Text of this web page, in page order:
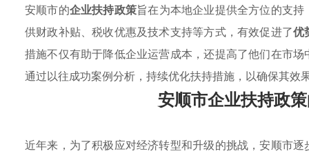
安顺市的企业扶持政策旨在为本地企业提供全方位的支
供财政补贴、税收优惠及技术支持等方式，有效促进了优
措施不仅有助于降低企业运营成本，还提高了他们在市
通过以往成功案例分析，持续优化扶持措施，以确保其效
安顺市企业扶持政
近年来，为了积极应对经济转型和升级的挑战，安顺市逐